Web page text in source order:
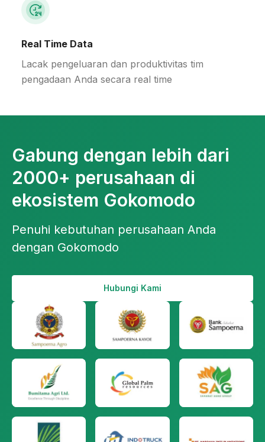
Real Time Data
Lacak pengeluaran dan produktivitas tim
pengadaan Anda secara real time
Gabung dengan lebih dari
2000+ perusahaan di
ekosistem Gokomodo
Penuhi kebutuhan perusahaan Anda
dengan Gokomodo
Hubungi Kami